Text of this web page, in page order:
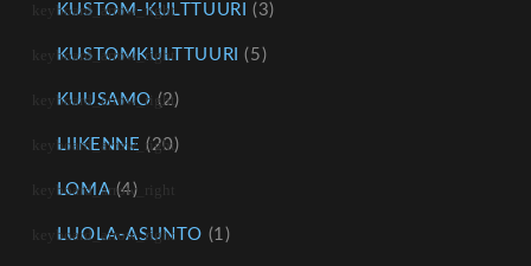
KUSTOM-KULTTUURI (3)
KUSTOMKULTTUURI (5)
KUUSAMO (2)
LIIKENNE (20)
LOMA (4)
LUOLA-ASUNTO (1)